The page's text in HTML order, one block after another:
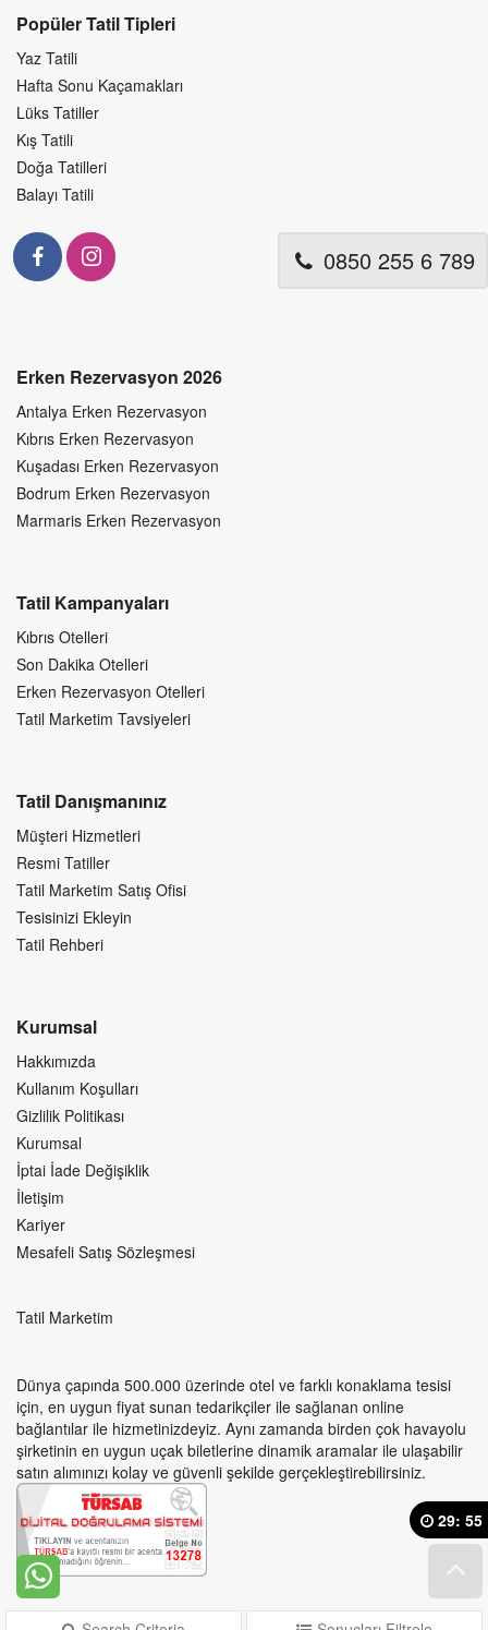
29: 54
Popüler Tatil Tipleri
Yaz Tatili
Hafta Sonu Kaçamakları
Lüks Tatiller
Kış Tatili
Doğa Tatilleri
Balayı Tatili
0850 255 6 789
Erken Rezervasyon 2026
Antalya Erken Rezervasyon
Kıbrıs Erken Rezervasyon
Kuşadası Erken Rezervasyon
Bodrum Erken Rezervasyon
Marmaris Erken Rezervasyon
Tatil Kampanyaları
Kıbrıs Otelleri
Son Dakika Otelleri
Erken Rezervasyon Otelleri
Tatil Marketim Tavsiyeleri
Tatil Danışmanınız
Müşteri Hizmetleri
Resmi Tatiller
Tatil Marketim Satış Ofisi
Tesisinizi Ekleyin
Tatil Rehberi
Kurumsal
Hakkımızda
Kullanım Koşulları
Gizlilik Politikası
Kurumsal
İptai İade Değişiklik
İletişim
Kariyer
Mesafeli Satış Sözleşmesi
Tatil Marketim
Dünya çapında 500.000 üzerinde otel ve farklı konaklama tesisi
için, en uygun fiyat sunan tedarikçiler ile sağlanan online
bağlantılar ile hizmetinizdeyiz. Aynı zamanda birden çok havayolu
şirketinin en uygun uçak biletlerine dinamik aramalar ile ulaşabilir
satın alımınızı kolay ve güvenli şekilde gerçekleştirebilirsiniz.